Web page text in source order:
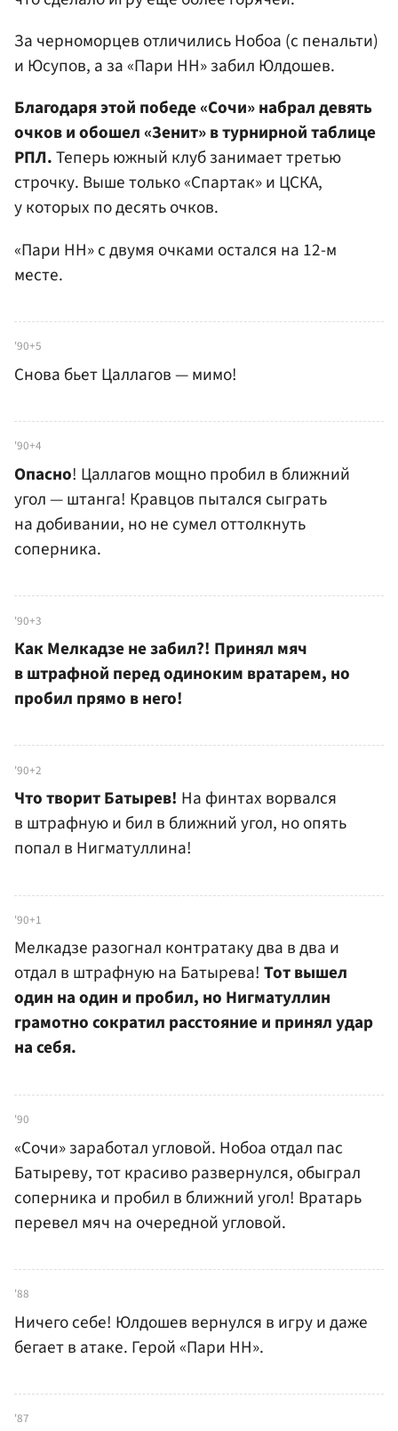
За черноморцев отличились Нобоа (с пенальти)
и Юсупов, а за «Пари НН» забил Юлдошев.
Благодаря этой победе «Сочи» набрал девять
очков и обошел «Зенит» в турнирной таблице
РПЛ.Теперь южный клуб занимает третью
строчку. Выше только «Спартак» и ЦСКА,
у которых по десять очков.
«Пари НН» с двумя очками остался на 12-м
месте.
'90+5
Снова бьет Цаллагов — мимо!
'90+4
Опасно! Цаллагов мощно пробил в ближний
угол — штанга! Кравцов пытался сыграть
на добивании, но не сумел оттолкнуть
соперника.
'90+3
Как Мелкадзе не забил?! Принял мяч
в штрафной перед одиноким вратарем, но
пробил прямо в него!
'90+2
Что творит Батырев! На финтах ворвался
в штрафную и бил в ближний угол, но опять
попал в Нигматуллина!
'90+1
Мелкадзе разогнал контратаку два в два и
отдал в штрафную на Батырева! Тот вышел
один на один и пробил, но Нигматуллин
грамотно сократил расстояние и принял удар
на себя.
'90
«Сочи» заработал угловой. Нобоа отдал пас
Батыреву, тот красиво развернулся, обыграл
соперника и пробил в ближний угол! Вратарь
перевел мяч на очередной угловой.
'88
Ничего себе! Юлдошев вернулся в игру и даже
бегает в атаке. Герой «Пари НН».
'87